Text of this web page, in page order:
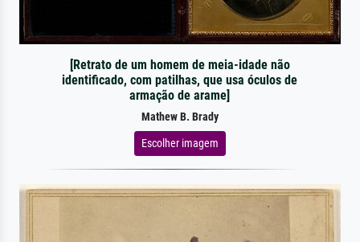
[Retrato de um homem de meia-idade não
identificado, com patilhas, que usa óculos de
armação de arame]
Mathew B. Brady
Escolher imagem